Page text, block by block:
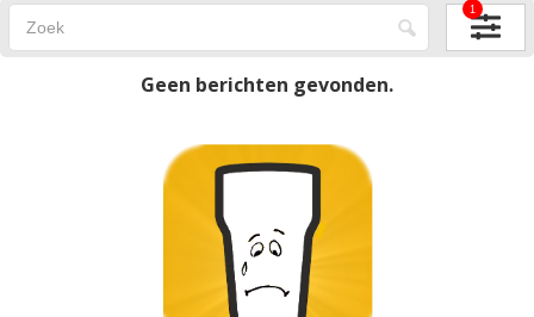
1
Geen berichten gevonden.